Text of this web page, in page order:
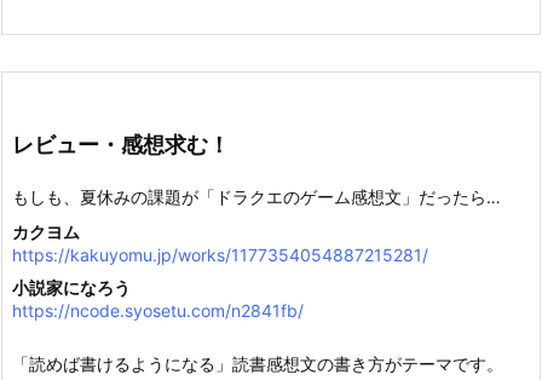
レビュー・感想求む！
もしも、夏休みの課題が「ドラクエのゲーム感想文」だったら…
カクヨム
https://kakuyomu.jp/works/1177354054887215281/
小説家になろう
https://ncode.syosetu.com/n2841fb/
「読めば書けるようになる」読書感想文の書き方がテーマです。